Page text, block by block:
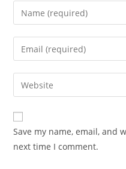
Enter
your
name
comment
Enter
your
email
address
comment
Enter
your
website
URL
(optional)
Save my name, email, and
next time I comment.